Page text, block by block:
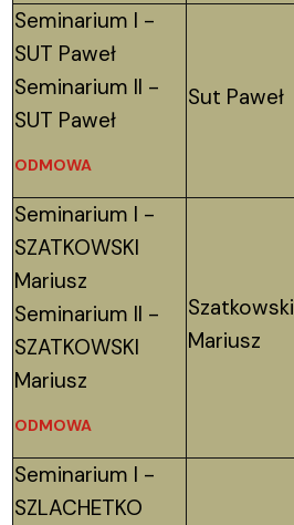
Seminarium I -
SUT Paweł
Seminarium II -
SUT Paweł
ODMOWA
Sut Paweł
Seminarium I -
SZATKOWSKI
Mariusz
Seminarium II -
SZATKOWSKI
Mariusz
ODMOWA
Szatkowski
Mariusz
Seminarium I -
SZLACHETKO